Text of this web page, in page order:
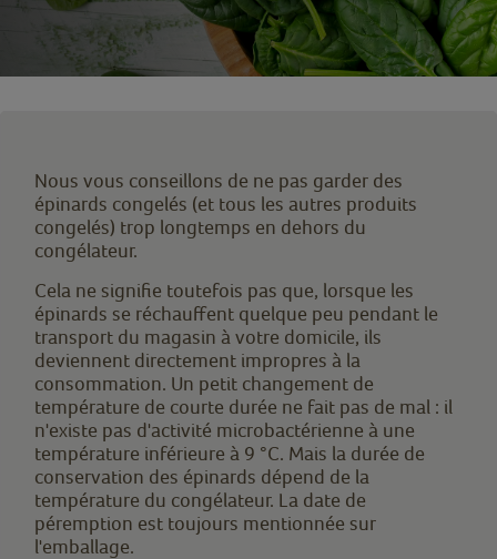
Nous vous conseillons de ne pas garder des
épinards congelés (et tous les autres produits
congelés) trop longtemps en dehors du
congélateur.
Cela ne signifie toutefois pas que, lorsque les
épinards se réchauffent quelque peu pendant le
transport du magasin à votre domicile, ils
deviennent directement impropres à la
consommation. Un petit changement de
température de courte durée ne fait pas de mal : il
n'existe pas d'activité microbactérienne à une
température inférieure à 9 °C. Mais la durée de
conservation des épinards dépend de la
température du congélateur. La date de
péremption est toujours mentionnée sur
l'emballage.